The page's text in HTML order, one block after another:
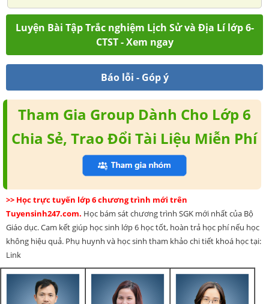
Luyện Bài Tập Trắc nghiệm Lịch Sử và Địa Lí lớp 6-
CTST - Xem ngay
Báo lỗi - Góp ý
Tham Gia Group Dành Cho Lớp 6
Chia Sẻ, Trao Đổi Tài Liệu Miễn Phí
>> Học trực tuyến lớp 6 chương trình mới trên
Tuyensinh247.com. Học bám sát chương trình SGK mới nhất của Bộ
Giáo dục. Cam kết giúp học sinh lớp 6 học tốt, hoàn trả học phí nếu học
không hiệu quả. Phụ huynh và học sinh tham khảo chi tiết khoá học tại:
Link